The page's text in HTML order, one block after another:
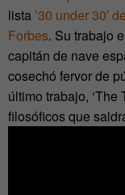
lista ’30 under 30′
Forbes. Su trabajo
capitán de nave
cosechó fervor de
último trabajo,
filosóficos que